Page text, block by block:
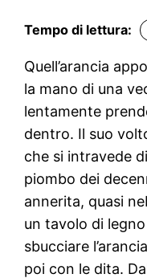
Tempo di lettura:
Quell’arancia
la mano di una
lentamente
dentro. Il suo
che si intravede
piombo dei
annerita, quasi
un tavolo di
sbucciare
poi con le dita.